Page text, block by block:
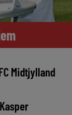
Midtjylland